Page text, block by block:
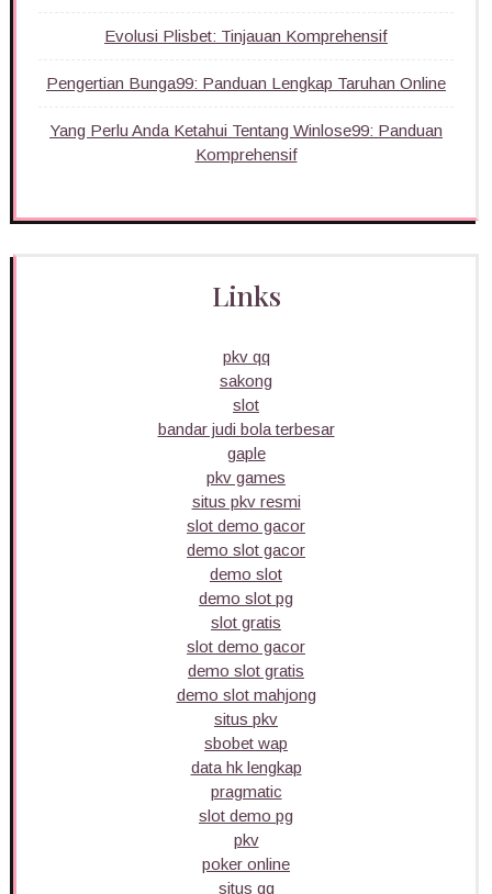
Evolusi Plisbet: Tinjauan Komprehensif
Pengertian Bunga99: Panduan Lengkap Taruhan Online
Yang Perlu Anda Ketahui Tentang Winlose99: Panduan
Komprehensif
Links
pkv qq
sakong
slot
bandar judi bola terbesar
gaple
pkv games
situs pkv resmi
slot demo gacor
demo slot gacor
demo slot
demo slot pg
slot gratis
slot demo gacor
demo slot gratis
demo slot mahjong
situs pkv
sbobet wap
data hk lengkap
pragmatic
slot demo pg
pkv
poker online
situs qq